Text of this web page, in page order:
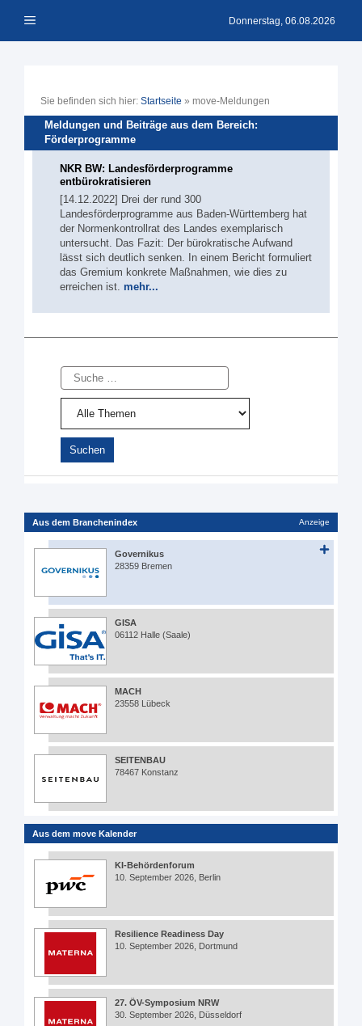
Inhalt Menü Donnerstag, 06.08.2026
Sie befinden sich hier: Startseite » move-Meldungen
Meldungen und Beiträge aus dem Bereich:
Förderprogramme
NKR BW: Landesförderprogramme
entbürokratisieren
[14.12.2022] Drei der rund 300
Landesförderprogramme aus Baden-Württemberg hat
der Normenkontrollrat des Landes exemplarisch
untersucht. Das Fazit: Der bürokratische Aufwand
lässt sich deutlich senken. In einem Bericht formuliert
das Gremium konkrete Maßnahmen, wie dies zu
erreichen ist. mehr...
Suche
Aus dem Branchenindex Anzeige
Governikus
28359 Bremen
GISA
06112 Halle (Saale)
MACH
23558 Lübeck
SEITENBAU
78467 Konstanz
Aus dem move Kalender
KI-Behördenforum
10. September 2026, Berlin
Resilience Readiness Day
10. September 2026, Dortmund
27. ÖV-Symposium NRW
30. September 2026, Düsseldorf